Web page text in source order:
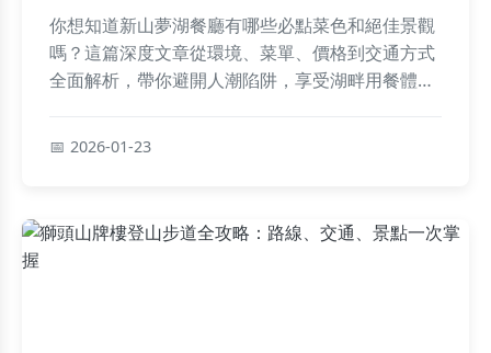
你想知道新山夢湖餐廳有哪些必點菜色和絕佳景觀
嗎？這篇深度文章從環境、菜單、價格到交通方式
全面解析，帶你避開人潮陷阱，享受湖畔用餐體
2026-01-23